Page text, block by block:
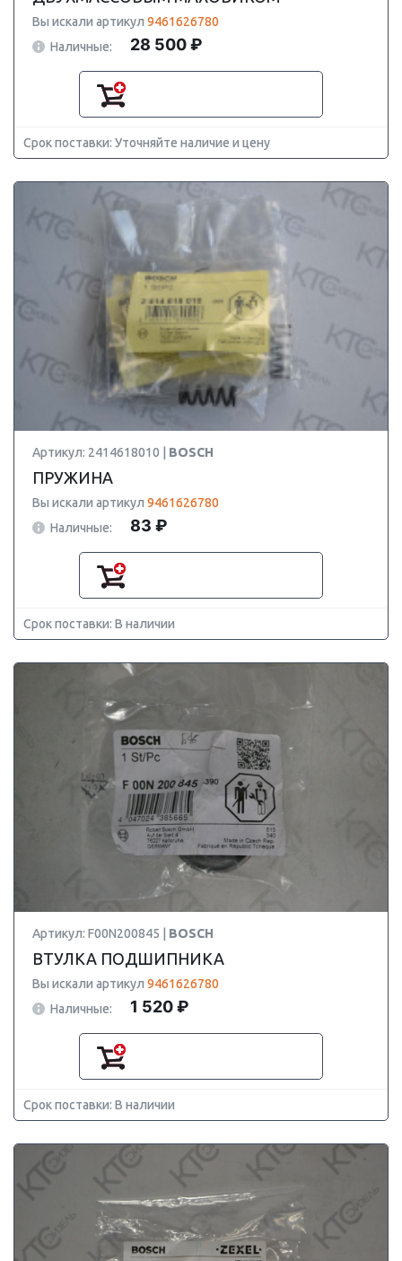
Вы искали артикул 9461626780
Наличные:
28 500 ₽
Срок поставки: Уточняйте наличие и цену
Артикул: 2414618010 | BOSCH
ПРУЖИНА
Вы искали артикул 9461626780
Наличные:
83 ₽
Срок поставки: В наличии
Артикул: F00N200845 | BOSCH
ВТУЛКА ПОДШИПНИКА
Вы искали артикул 9461626780
Наличные:
1 520 ₽
Срок поставки: В наличии